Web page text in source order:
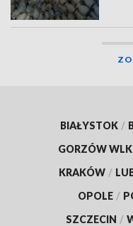
BIAŁYSTOK /
GORZÓW
KRAKÓW /
OPOLE /
SZCZECIN /